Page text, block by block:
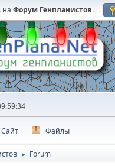
на Форум Генпланистов.
Сайт Файлы
► Forum